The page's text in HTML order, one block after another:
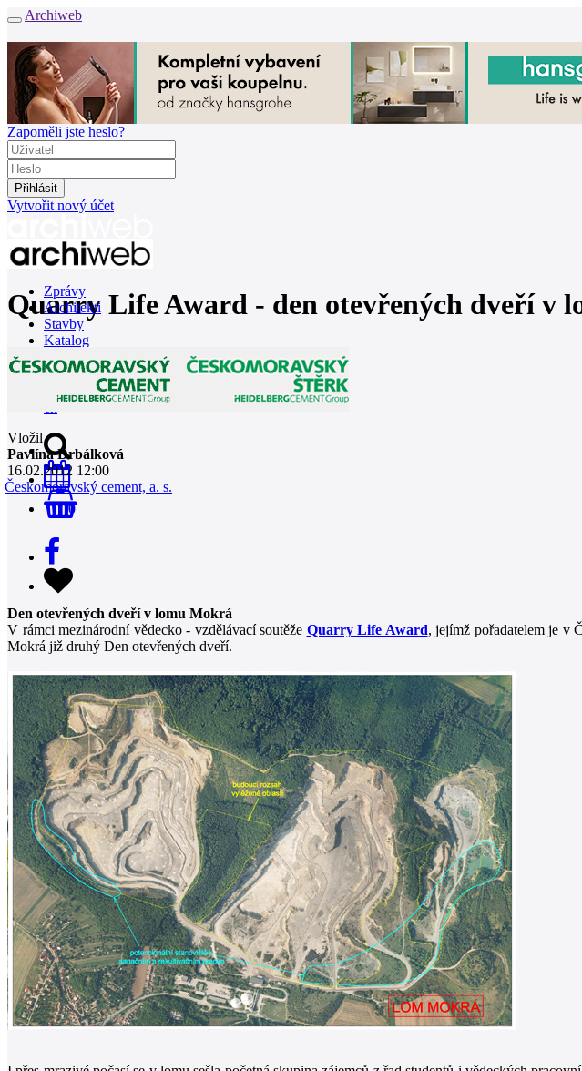
Archiweb
Zapoměli jste heslo?
Vytvořit nový účet
Zprávy
Architekti
Stavby
Katalog
E-shop
Burza práce157
en
0
Quarry Life Award - den otevřených dveří v
Vložil
Pavlína Drbálková
16.02.2012 12:00
Českomoravský cement, a. s.
Den otevřených dveří v lomu Mokrá
V rámci mezinárodní vědecko - vzdělávací soutěže Quarry Life Award, jejímž pořadatelem je v
Mokrá již druhý Den otevřených dveří.